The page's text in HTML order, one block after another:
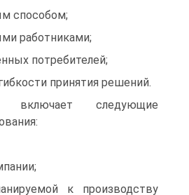
способом;
работниками;
потребителей;
принятия решений.
включает следующие
к производству